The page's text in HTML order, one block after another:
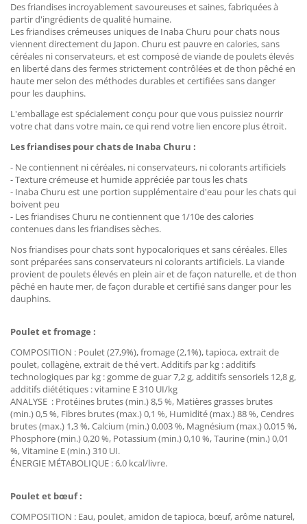
Des friandises incroyablement savoureuses et saines, fabriquées à
partir d'ingrédients de qualité humaine.
Les friandises crémeuses uniques de Inaba Churu pour chats nous
viennent directement du Japon. Churu est pauvre en calories, sans
céréales ni conservateurs, et est composé de viande de poulets élevés
en liberté dans des fermes strictement contrôlées et de thon pêché en
haute mer selon des méthodes durables et certifiées sans danger
pour les dauphins.
L'emballage est spécialement conçu pour que vous puissiez nourrir
votre chat dans votre main, ce qui rend votre lien encore plus étroit.
Les friandises pour chats de Inaba Churu :
- Ne contiennent ni céréales, ni conservateurs, ni colorants artificiels
- Texture crémeuse et humide appréciée par tous les chats
- Inaba Churu est une portion supplémentaire d'eau pour les chats qui
boivent peu
- Les friandises Churu ne contiennent que 1/10e des calories
contenues dans les friandises sèches.
Nos friandises pour chats sont hypocaloriques et sans céréales. Elles
sont préparées sans conservateurs ni colorants artificiels. La viande
provient de poulets élevés en plein air et de façon naturelle, et de thon
pêché en haute mer, de façon durable et certifié sans danger pour les
dauphins.
Poulet et fromage :
COMPOSITION : Poulet (27,9%), fromage (2,1%), tapioca, extrait de
poulet, collagène, extrait de thé vert. Additifs par kg : additifs
technologiques par kg : gomme de guar 7,2 g, additifs sensoriels 12,8 g,
additifs diététiques : vitamine E 310 UI/kg
ANALYSE : Protéines brutes (min.) 8,5 %, Matières grasses brutes
(min.) 0,5 %, Fibres brutes (max.) 0,1 %, Humidité (max.) 88 %, Cendres
brutes (max.) 1,3 %, Calcium (min.) 0,003 %, Magnésium (max.) 0,015 %,
Phosphore (min.) 0,20 %, Potassium (min.) 0,10 %, Taurine (min.) 0,01
%, Vitamine E (min.) 310 UI.
ÉNERGIE MÉTABOLIQUE : 6,0 kcal/livre.
Poulet et bœuf :
COMPOSITION : Eau, poulet, amidon de tapioca, bœuf, arôme naturel,